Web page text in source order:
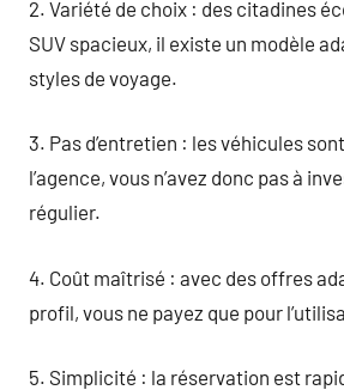
2. Variété de choix : des citadines
SUV spacieux, il existe un modèle
styles de voyage.
3. Pas d’entretien : les véhicules
l’agence, vous n’avez donc pas à
régulier.
4. Coût maîtrisé : avec des offres
profil, vous ne payez que pour
5. Simplicité : la réservation est